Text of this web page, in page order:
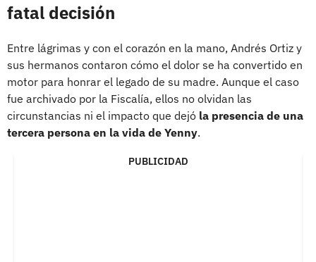
fatal decisión
Entre lágrimas y con el corazón en la mano, Andrés Ortiz y
sus hermanos contaron cómo el dolor se ha convertido en
motor para honrar el legado de su madre. Aunque el caso
fue archivado por la Fiscalía, ellos no olvidan las
circunstancias ni el impacto que dejó la presencia de una
tercera persona en la vida de Yenny.
PUBLICIDAD